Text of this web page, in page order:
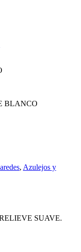
BLANCO
, Azulejos y
SUAVE.